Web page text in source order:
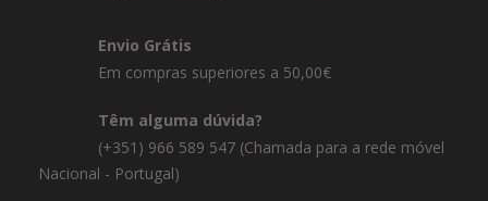
Envio Grátis
Em compras superiores a 50,00€
Têm alguma dúvida?
(+351) 966 589 547 (Chamada para a rede móvel
Nacional - Portugal)